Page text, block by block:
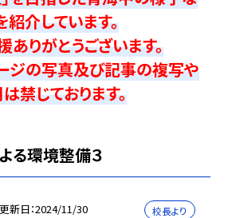
紹介しています。
ありがとうございます。
の写真及び記事の複写や
禁じております。
る環境整備３
更新日 2024/11/30 校長より